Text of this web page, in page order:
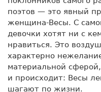
поэтов — это явный
женщина-Весы. С
девочки хотят ни с
нравиться. Это
характерно
материальной
и происходит: Весы
шагают по жизни.